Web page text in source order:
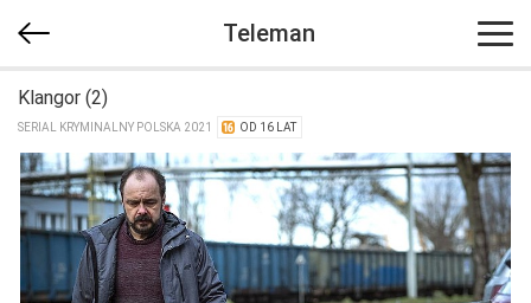
Teleman
Klangor (2)
SERIAL KRYMINALNY POLSKA 2021 OD 16 LAT